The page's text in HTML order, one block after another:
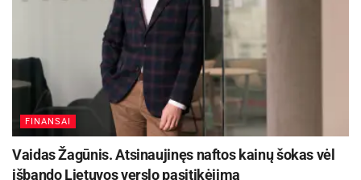
FINANSAI
Vaidas Žagūnis. Atsinaujinęs naftos kainų šokas vėl
išbando Lietuvos verslo pasitikėjimą